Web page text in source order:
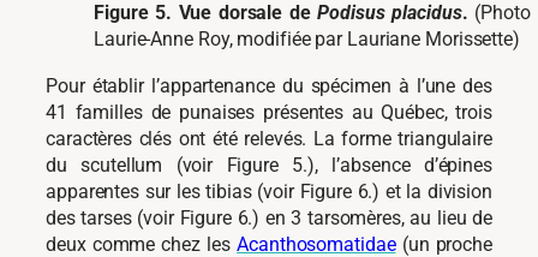
Figure 5. Vue dorsale dePodisus placidus. (Photo
Laurie-Anne Roy, modifiée par Lauriane Morissette)
Pour établir l’appartenance du spécimen à l’une des
41 familles de punaises présentes au Québec, trois
caractères clés ont été relevés. La forme triangulaire
du scutellum (voir Figure 5.), l’absence d’épines
apparentes sur les tibias (voir Figure 6.) et la division
des tarses (voir Figure 6.) en 3 tarsomères, au lieu de
deux comme chez lesAcanthosomatidae(un proche